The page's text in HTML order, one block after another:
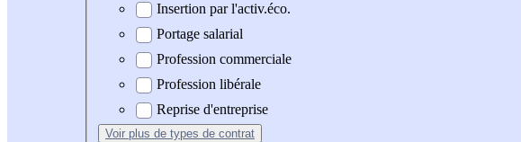
Insertion par l'activ.éco.
Portage salarial
Profession commerciale
Profession libérale
Reprise d'entreprise
Voir plus de types de contrat